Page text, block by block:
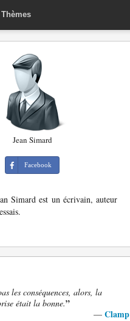
Thèmes
Jean Simard
Facebook
Simard est un écrivain, auteur
les conséquences, alors, la
était la bonne.”
— Clamp